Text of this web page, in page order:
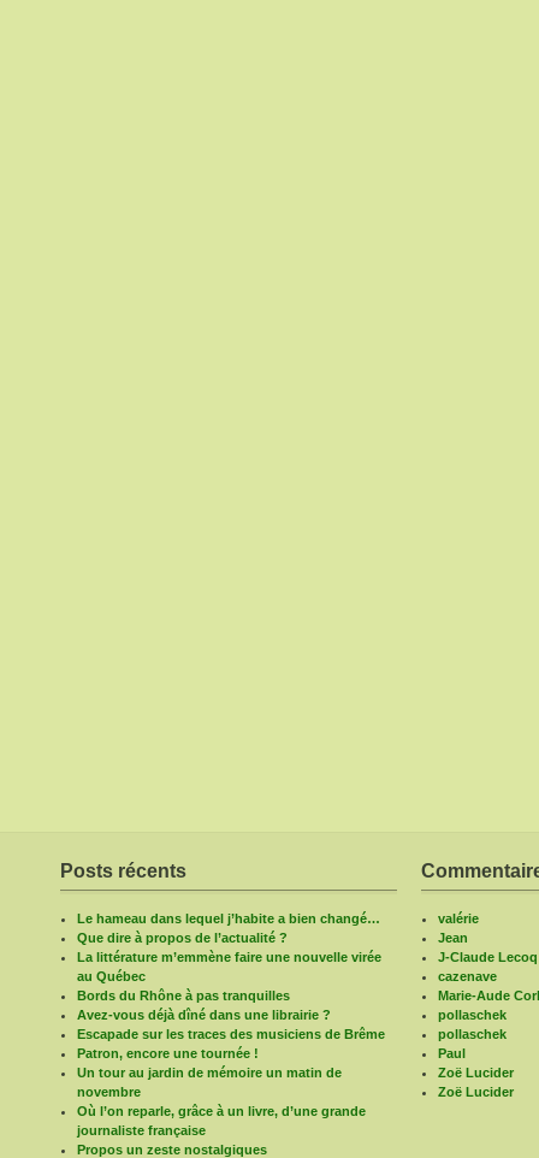
Posts récents
Le hameau dans lequel j’habite a bien changé…
Que dire à propos de l’actualité ?
La littérature m’emmène faire une nouvelle virée
au Québec
Bords du Rhône à pas tranquilles
Avez-vous déjà dîné dans une librairie ?
Escapade sur les traces des musiciens de Brême
Patron, encore une tournée !
Un tour au jardin de mémoire un matin de
novembre
Où l’on reparle, grâce à un livre, d’une grande
journaliste française
Propos un zeste nostalgiques
valérie
Jean
J-Claude Lecoq
cazenave
Marie-Aude
pollaschek
pollaschek
Paul
Zoë Lucider
Zoë Lucider